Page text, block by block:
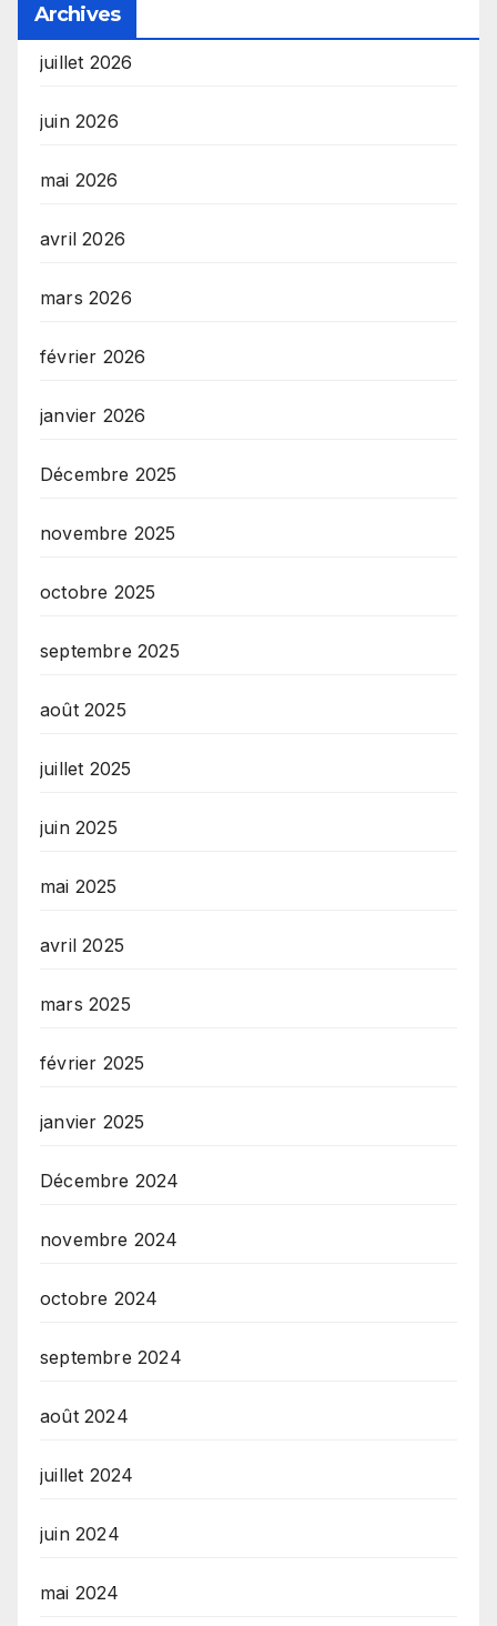
Archives
juillet 2026
juin 2026
mai 2026
avril 2026
mars 2026
février 2026
janvier 2026
Décembre 2025
novembre 2025
octobre 2025
septembre 2025
août 2025
juillet 2025
juin 2025
mai 2025
avril 2025
mars 2025
février 2025
janvier 2025
Décembre 2024
novembre 2024
octobre 2024
septembre 2024
août 2024
juillet 2024
juin 2024
mai 2024